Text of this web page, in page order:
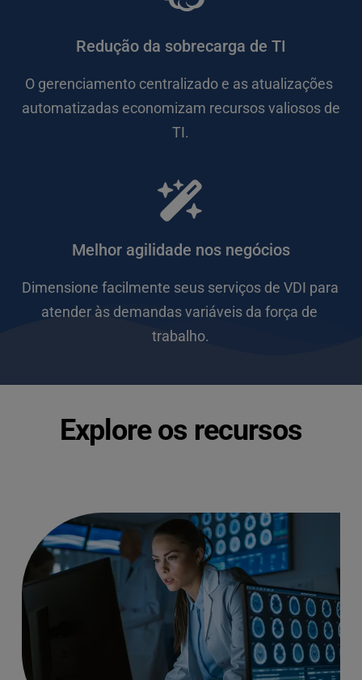
Redução da sobrecarga de TI
O gerenciamento centralizado e as atualizações
automatizadas economizam recursos valiosos de
TI.
Melhor agilidade nos negócios
Dimensione facilmente seus serviços de VDI para
atender às demandas variáveis da força de
trabalho.
Explore os recursos